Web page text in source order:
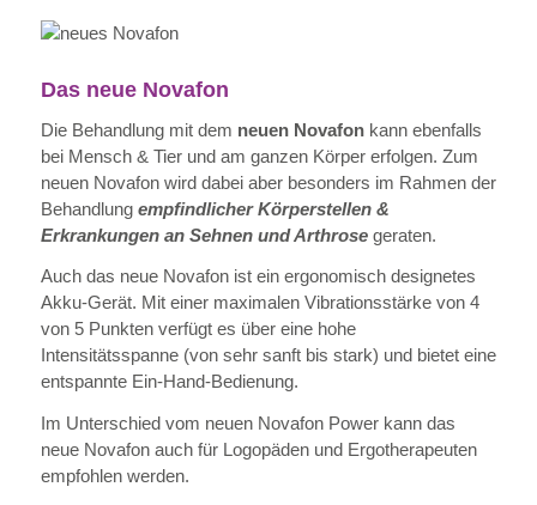
Das neue Novafon
Die Behandlung mit dem neuen Novafonkann ebenfalls
bei Mensch & Tier und am ganzen Körper erfolgen. Zum
neuen Novafon wird dabei aber besonders im Rahmen der
Behandlung empfindlicher Körperstellen &
Erkrankungen an Sehnen und Arthrosegeraten.
Auch das neue Novafon ist ein ergonomisch designetes
Akku-Gerät. Mit einer maximalen Vibrationsstärke von 4
von 5 Punkten verfügt es über eine hohe
Intensitätsspanne (von sehr sanft bis stark) und bietet eine
entspannte Ein-Hand-Bedienung.
Im Unterschied vom neuen Novafon Power kann das
neue Novafon auch für Logopäden und Ergotherapeuten
empfohlen werden.